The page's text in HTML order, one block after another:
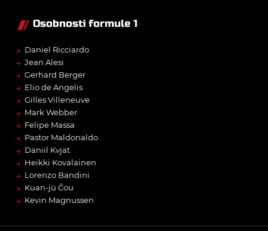
Osobnosti formule 1
→ Daniel Ricciardo
→ Jean Alesi
→ Gerhard Berger
→ Elio de Angelis
→ Gilles Villeneuve
→ Mark Webber
→ Felipe Massa
→ Pastor Maldonaldo
→ Daniil Kvjat
→ Heikki Kovalainen
→ Lorenzo Bandini
→ Kuan-jü Čou
→ Kevin Magnussen